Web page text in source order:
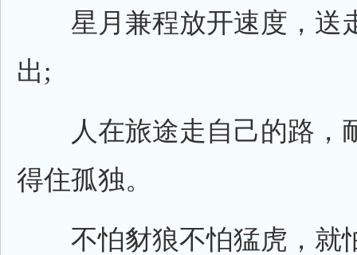
星月兼程放开速度，送
出;
人在旅途走自己的路，
得住孤独。
不怕豺狼不怕猛虎，就